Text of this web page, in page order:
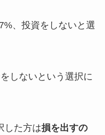
、投資をしないと選
しないという選択に
した方は損を出すの